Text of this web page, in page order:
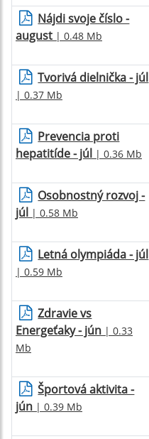
Nájdi svoje číslo -
august | 0.48 Mb
Tvorivá dielnička - júl
| 0.37 Mb
Prevencia proti
hepatitíde - júl | 0.36 Mb
Osobnostný rozvoj -
júl | 0.58 Mb
Letná olympiáda - júl
| 0.59 Mb
Zdravie vs
Energeťaky - jún | 0.33
Mb
Športová aktivita -
jún | 0.39 Mb